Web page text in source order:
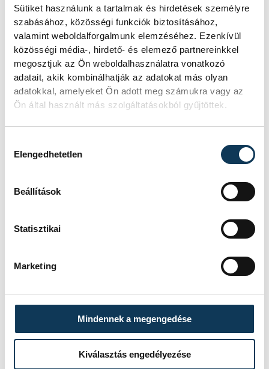
Sütiket használunk a tartalmak és hirdetések személyre
szabásához, közösségi funkciók biztosításához,
valamint weboldalforgalmunk elemzéséhez. Ezenkívül
közösségi média-, hirdető- és elemező partnereinkkel
megosztjuk az Ön weboldalhasználatra vonatkozó
adatait, akik kombinálhatják az adatokat más olyan
adatokkal, amelyeket Ön adott meg számukra vagy az
Ön által használt más szolgáltatásokból gyűjtöttek.
Elengedhetetlen
Beállítások
Statisztikai
Marketing
Mindennek a megengedése
Kiválasztás engedélyezése
SZERZŐ
Schöngrundtner
Tamás
FOTÓS
Domján
Attila